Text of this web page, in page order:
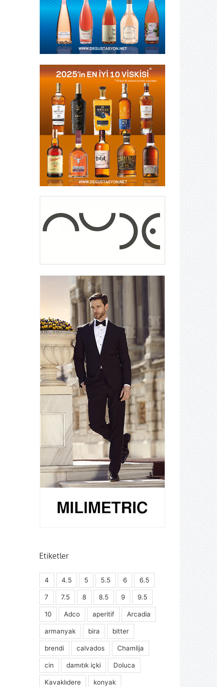
Etiketler
4 4.5 5 5.5 6 6.5
7 7.5 8 8.5 9 9.5
10 Adco aperitif Arcadia
armanyak bira bitter
brendi calvados Chamlija
cin damıtık içki Doluca
Kavaklıdere konyak